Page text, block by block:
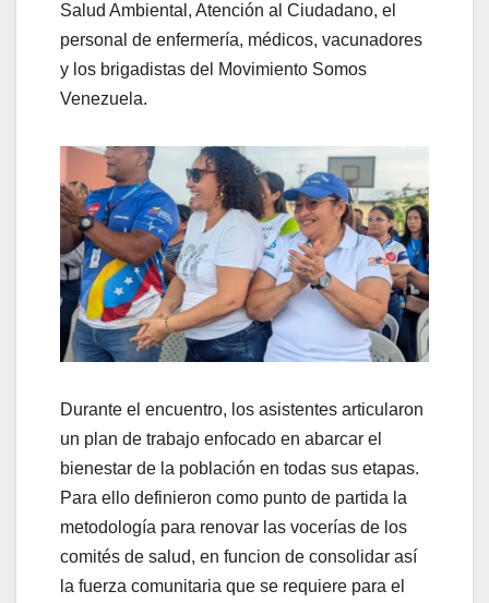
Salud Ambiental, Atención al Ciudadano, el
personal de enfermería, médicos, vacunadores
y los brigadistas del Movimiento Somos
Venezuela.
​Durante el encuentro, los asistentes articularon
un plan de trabajo enfocado en abarcar el
bienestar de la población en todas sus etapas.
Para ello definieron como punto de partida la
metodología para renovar las vocerías de los
comités de salud, en funcion de consolidar así
la fuerza comunitaria que se requiere para el